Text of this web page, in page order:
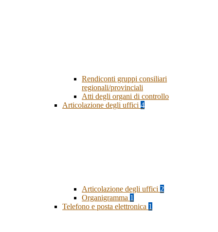
Rendiconti gruppi consiliari
regionali/provinciali
Atti degli organi di controllo
Articolazione degli uffici 4
Articolazione degli uffici 2
Organigramma 1
Telefono e posta elettronica 1